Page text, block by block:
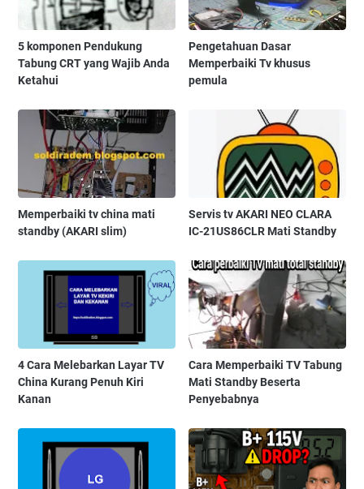
5 komponen Pendukung
Tabung CRT yang Wajib Anda
Ketahui
Pengetahuan Dasar
Memperbaiki Tv khusus
pemula
Memperbaiki tv china mati
standby (AKARI slim)
Servis tv AKARI NEO CLARA
IC-21US86CLR Mati Standby
4 Cara Melebarkan Layar TV
China Kurang Penuh Kiri
Kanan
Cara Memperbaiki TV Tabung
Mati Standby Beserta
Penyebabnya